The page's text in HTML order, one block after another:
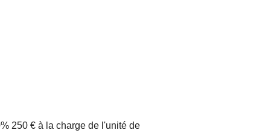
250 € à la charge de l'unité de